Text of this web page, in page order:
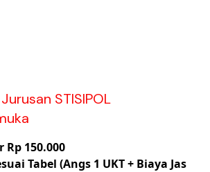
STISIPOL
150.000
Tabel (Angs 1 UKT + Biaya Jas